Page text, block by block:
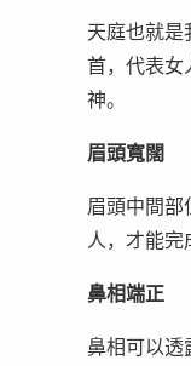
天庭也就是
首，代表女
神。
眉頭寬闊
眉頭中間部
人，才能完
鼻相端正
鼻相可以透